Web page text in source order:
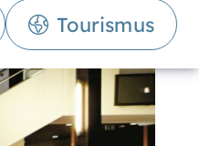
Tourismus